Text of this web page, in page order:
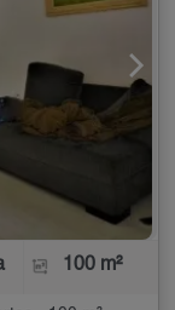
100 m²